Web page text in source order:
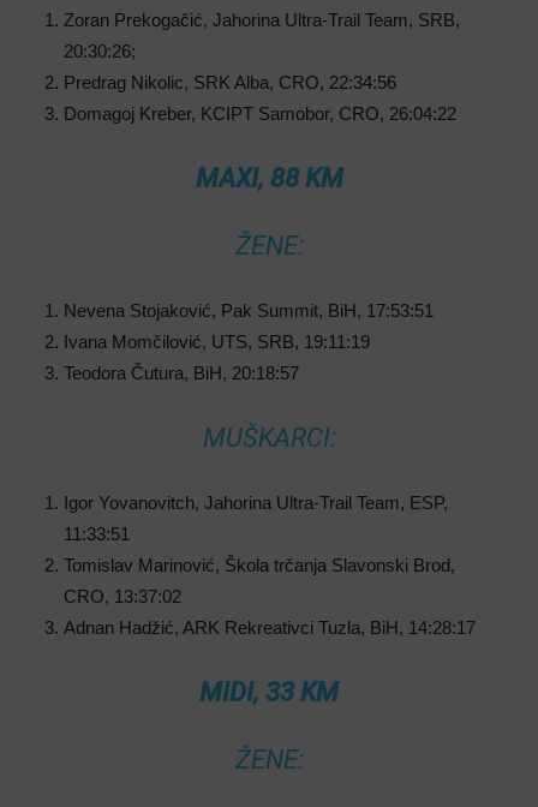
Zoran Prekogačić, Jahorina Ultra-Trail Team, SRB,
20:30:26;
Predrag Nikolic, SRK Alba, CRO, 22:34:56
Domagoj Kreber, KCIPT Samobor, CRO, 26:04:22
MAXI, 88 KM
ŽENE:
Nevena Stojaković, Pak Summit, BiH, 17:53:51
Ivana Momčilović, UTS, SRB, 19:11:19
Teodora Čutura, BiH, 20:18:57
MUŠKARCI:
Igor Yovanovitch, Jahorina Ultra-Trail Team, ESP,
11:33:51
Tomislav Marinović, Škola trčanja Slavonski Brod,
CRO, 13:37:02
Adnan Hadžić, ARK Rekreativci Tuzla, BiH, 14:28:17
MIDI, 33 KM
ŽENE: